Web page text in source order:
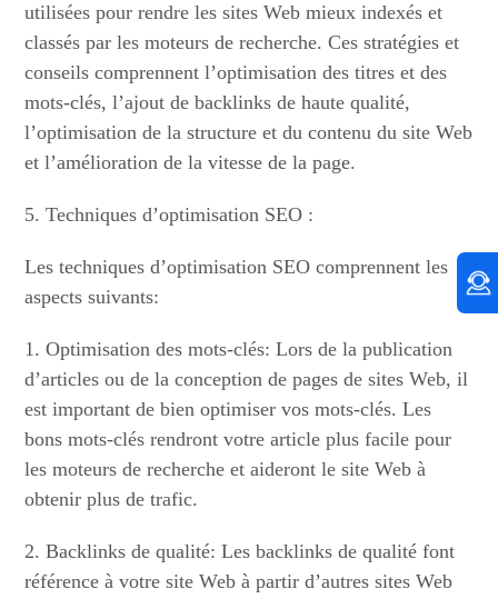
utilisées pour rendre les sites Web mieux indexés et
classés par les moteurs de recherche. Ces stratégies et
conseils comprennent l’optimisation des titres et des
mots-clés, l’ajout de backlinks de haute qualité,
l’optimisation de la structure et du contenu du site Web
et l’amélioration de la vitesse de la page.
5. Techniques d’optimisation SEO :
Les techniques d’optimisation SEO comprennent les
aspects suivants:
1. Optimisation des mots-clés: Lors de la publication
d’articles ou de la conception de pages de sites Web, il
est important de bien optimiser vos mots-clés. Les
bons mots-clés rendront votre article plus facile pour
les moteurs de recherche et aideront le site Web à
obtenir plus de trafic.
2. Backlinks de qualité: Les backlinks de qualité font
référence à votre site Web à partir d’autres sites Web